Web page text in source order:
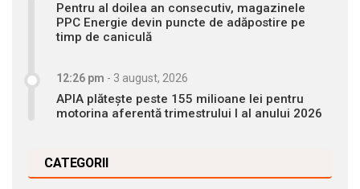
Pentru al doilea an consecutiv, magazinele
PPC Energie devin puncte de adăpostire pe
timp de caniculă
12:26 pm - 3 august, 2026
APIA plătește peste 155 milioane lei pentru
motorina aferentă trimestrului I al anului 2026
CATEGORII